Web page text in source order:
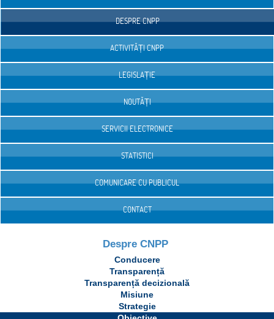
DESPRE CNPP
ACTIVITĂȚI CNPP
LEGISLAȚIE
NOUTĂȚI
SERVICII ELECTRONICE
STATISTICI
COMUNICARE CU PUBLICUL
CONTACT
Despre CNPP
Conducere
Transparență
Transparență decizională
Misiune
Strategie